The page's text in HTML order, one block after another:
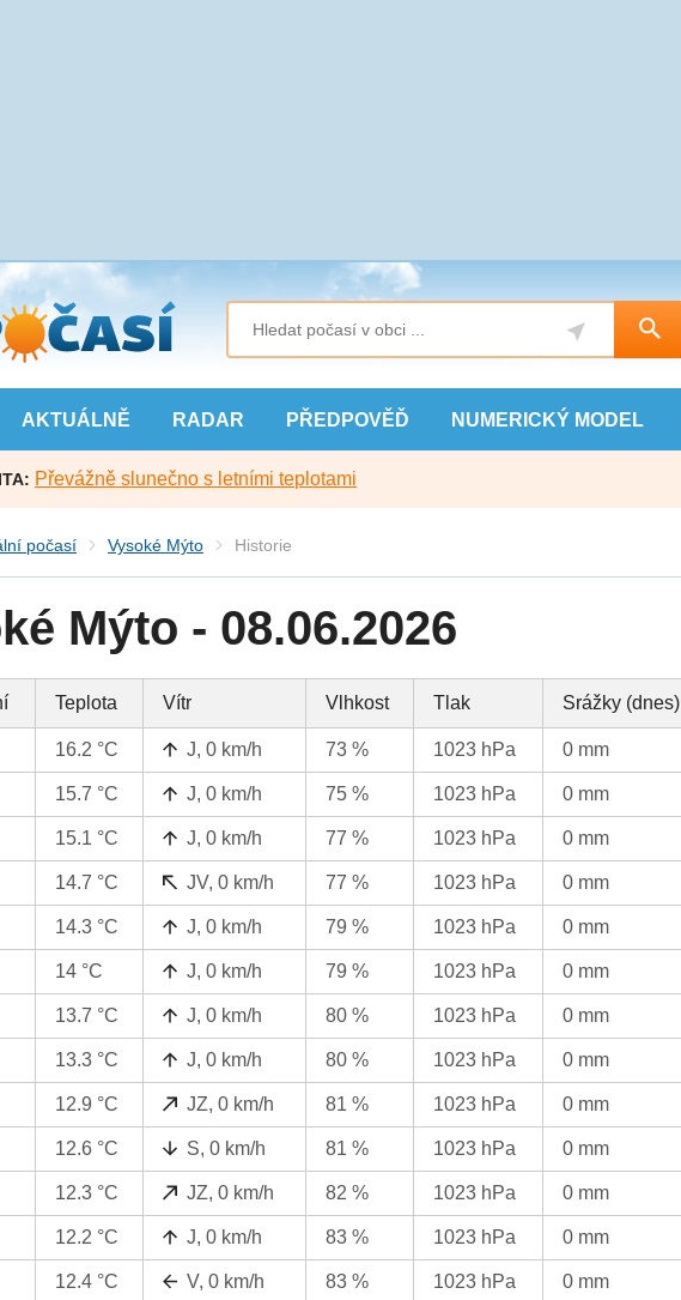
AKTUÁLNĚ RADAR PŘEDPOVĚĎ NUMERICKÝ MODEL
Převážně slunečno s letními teplotami
počasí Vysoké Mýto Historie
Mýto - 08.06.2026
Teplota Vítr Vlhkost Tlak Srážky (dnes)
16.2 °C J, 0 km/h 73 % 1023 hPa 0 mm
15.7 °C J, 0 km/h 75 % 1023 hPa 0 mm
15.1 °C J, 0 km/h 77 % 1023 hPa 0 mm
14.7 °C JV, 0 km/h 77 % 1023 hPa 0 mm
14.3 °C J, 0 km/h 79 % 1023 hPa 0 mm
14 °C J, 0 km/h 79 % 1023 hPa 0 mm
13.7 °C J, 0 km/h 80 % 1023 hPa 0 mm
13.3 °C J, 0 km/h 80 % 1023 hPa 0 mm
12.9 °C JZ, 0 km/h 81 % 1023 hPa 0 mm
12.6 °C S, 0 km/h 81 % 1023 hPa 0 mm
12.3 °C JZ, 0 km/h 82 % 1023 hPa 0 mm
12.2 °C J, 0 km/h 83 % 1023 hPa 0 mm
12.4 °C V, 0 km/h 83 % 1023 hPa 0 mm